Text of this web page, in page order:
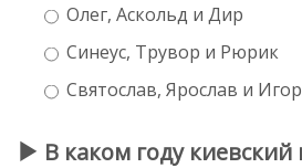
Олег, Аскольд и Дир
Синеус, Трувор и Рюрик
Святослав, Ярослав и
В каком году киевский